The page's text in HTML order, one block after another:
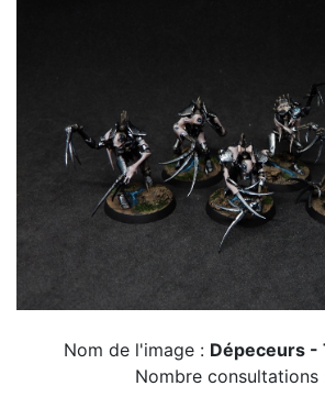
Nom de l'image : Dépeceurs -
Nombre consultations